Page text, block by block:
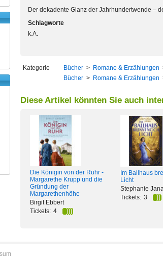
Der dekadente Glanz der Jahrhundertwende –
Schlagworte
k.A.
Kategorie Bücher > Romane & Erzählungen
Bücher > Romane & Erzählungen
Diese Artikel könnten Sie auch
Die Königin von der Ruhr -
Margarethe Krupp und die
Gründung der
Margarethenhöhe
Birgit Ebbert
Tickets: 4
Im Ballhaus
Licht
Stephanie
Tickets: 3